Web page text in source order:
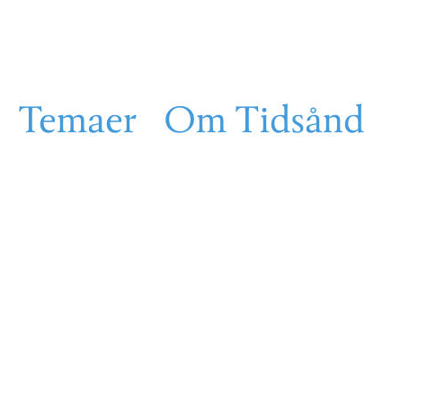
Temaer Om Tidsånd